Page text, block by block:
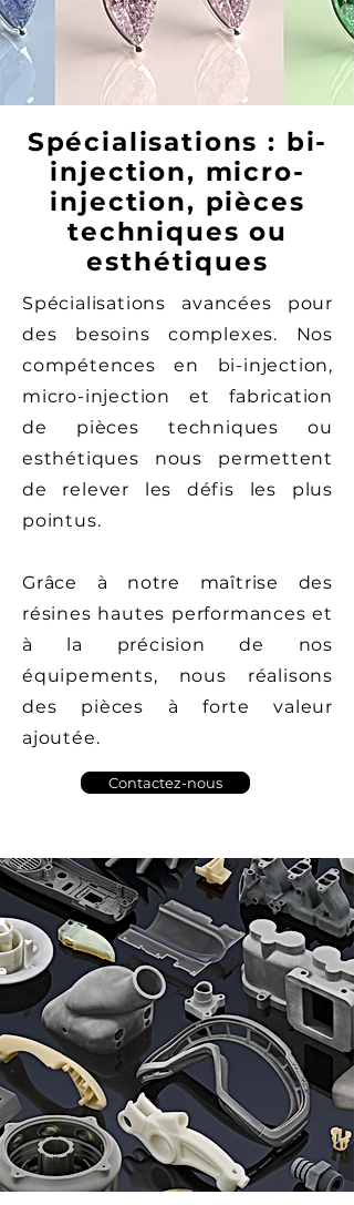
Spécialisations : bi-
injection, micro-
injection, pièces
techniques ou
esthétiques
Spécialisations avancées pour
des besoins complexes. Nos
compétences en bi-injection,
micro-injection et fabrication
de pièces techniques ou
esthétiques nous permettent
de relever les défis les plus
pointus.
Grâce à notre maîtrise des
résines hautes performances et
à la précision de nos
équipements, nous réalisons
des pièces à forte valeur
ajoutée.
Contactez-nous